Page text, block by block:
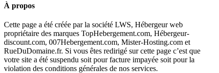
À propos
Cette page a été créée par la société LWS, Hébergeur web
propriétaire des marques TopHebergement.com, Hébergeur-
discount.com, 007Hebergement.com, Mister-Hosting.com et
RueDuDomaine.fr. Si vous êtes redirigé sur cette page c’est que
votre site a été suspendu soit pour facture impayée soit pour la
violation des conditions générales de nos services.